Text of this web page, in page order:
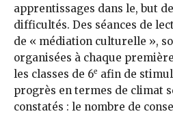
apprentissages dans le, but
difficultés. Des séances de
de « médiation culturelle »,
organisées à chaque
les classes de 6e afin de
progrès en termes de climat
constatés : le nombre de